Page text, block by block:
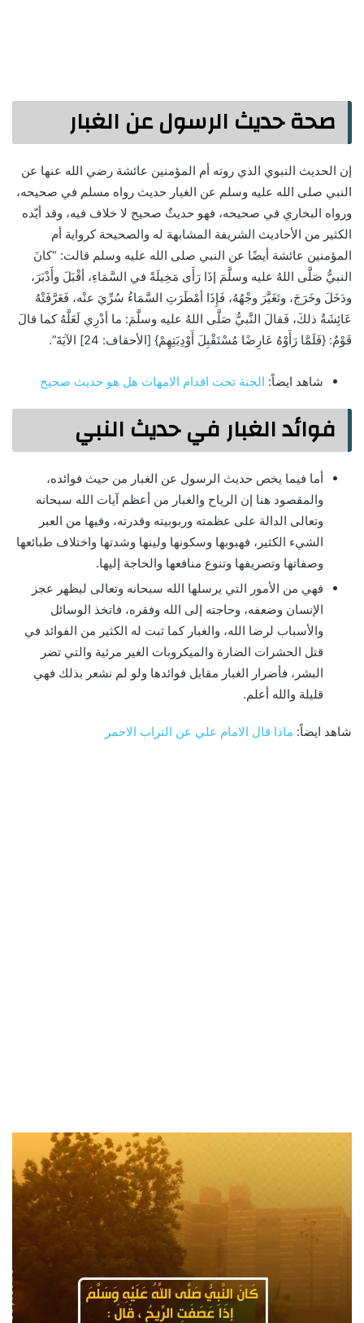
صحة حديث الرسول عن الغبار
إن الحديث النبوي الذي روته أم المؤمنين عائشة رضي الله عنها عن
النبي صلى الله عليه وسلم عن الغبار حديث رواه مسلم في صحيحه،
ورواه البخاري في صحيحه، فهو حديثٌ صحيح لا خلاف فيه، وقد أيّده
الكثير من الأحاديث الشريفة المشابهة له والصحيحة كرواية أم
المؤمنين عائشة أيضًا عن النبي صلى الله عليه وسلم قالت: “كانَ
النبيُّ صَلَّى اللهُ عليه وسلَّمَ إذَا رَأَى مَخِيلَةً في السَّمَاءِ، أقْبَلَ وأَدْبَرَ،
ودَخَلَ وخَرَجَ، وتَغَيَّرَ وجْهُهُ، فَإِذَا أمْطَرَتِ السَّمَاءُ سُرِّيَ عنْه، فَعَرَّفَتْهُ
عَائِشَةُ ذلكَ، فَقالَ النَّبيُّ صَلَّى اللهُ عليه وسلَّمَ: ما أدْرِي لَعَلَّهُ كما قالَ
قَوْمٌ: {فَلَمَّا رَأَوْهُ عَارِضًا مُسْتَقْبِلَ أَوْدِيَتِهِمْ} [الأحقاف: 24] الآيَةَ”.
شاهد ايضاً: الجنة تحت اقدام الامهات هل هو حديث صحيح
فوائد الغبار في حديث النبي
أما فيما يخص حديث الرسول عن الغبار من حيث فوائده،
والمقصود هنا إن الرياح والغبار من أعظم آيات الله سبحانه
وتعالى الدالة على عظمته وربوبيته وقدرته، وفيها من العبر
الشيء الكثير، فهبوبها وسكونها ولينها وشدتها واختلاف طبائعها
وصفاتها وتصريفها وتنوع منافعها والحاجة إليها.
فهي من الأمور التي يرسلها الله سبحانه وتعالى ليظهر عجز
الإنسان وضعفه، وحاجته إلى الله وفقره، فاتخذ الوسائل
والأسباب لرضا الله، والغبار كما ثبت له الكثير من الفوائد في
قتل الحشرات الضارة والميكروبات الغير مرئية والتي تضر
البشر، فأضرار الغبار مقابل فوائدها ولو لم نشعر بذلك فهي
قليلة والله أعلم.
شاهد ايضاً: ماذا قال الامام علي عن التراب الاحمر